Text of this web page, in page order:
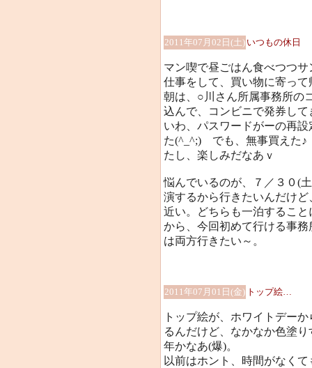
2011年07月02日(土) いつもの休日
マン喫で昼ごはん食べつつ
仕事をして、買い物に寄って
朝は、○川さん所属事務所の
込んで、コンビニで発券し
いわ、パスワードがーの再
た(^_^;) でも、無事買えた
たし、楽しみだなあｖ
悩んでいるのが、７／３０(
演するから行きたいんだけ
近い。どちらも一泊するこ
から、今回初めて行ける事
は両方行きたい～。
2011年07月01日(金) トップ絵…
トップ絵が、ホワイトデー
るんだけど、なかなか色塗
年かなあ(爆)。
以前はホント、時間がなく